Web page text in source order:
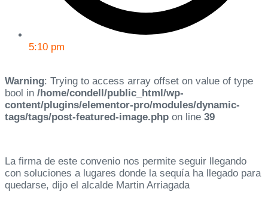
5:10 pm
Warning: Trying to access array offset on value of type
bool in /home/condell/public_html/wp-
content/plugins/elementor-pro/modules/dynamic-
tags/tags/post-featured-image.php on line 39
La firma de este convenio nos permite seguir llegando
con soluciones a lugares donde la sequía ha llegado para
quedarse, dijo el alcalde Martin Arriagada